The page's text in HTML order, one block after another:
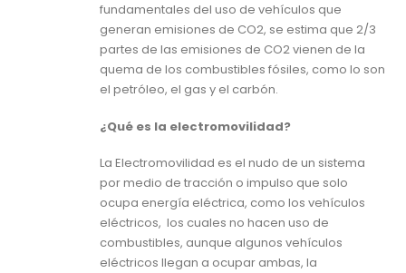
fundamentales del uso de vehículos que
generan emisiones de CO2, se estima que 2/3
partes de las emisiones de CO2 vienen de la
quema de los combustibles fósiles, como lo son
el petróleo, el gas y el carbón.
¿Qué es la electromovilidad?
La Electromovilidad es el nudo de un sistema
por medio de tracción o impulso que solo
ocupa energía eléctrica, como los vehículos
eléctricos, los cuales no hacen uso de
combustibles, aunque algunos vehículos
eléctricos llegan a ocupar ambas, la